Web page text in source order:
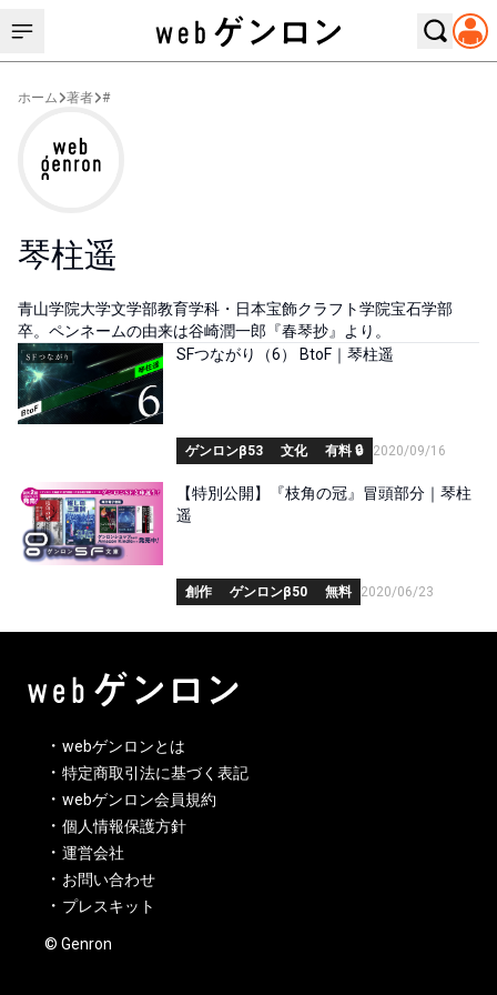
ホーム 著者 #
琴柱遥
青山学院大学文学部教育学科・日本宝飾クラフト学院宝石学部
卒。ペンネームの由来は谷崎潤一郎『春琴抄』より。
SFつながり（6） BtoF｜琴柱遥
ゲンロンβ53 文化 有料 🔒 2020/09/16
【特別公開】『枝角の冠』冒頭部分｜琴柱
遥
創作 ゲンロンβ50 無料 2020/06/23
webゲンロンとは
特定商取引法に基づく表記
webゲンロン会員規約
個人情報保護方針
運営会社
お問い合わせ
プレスキット
© Genron